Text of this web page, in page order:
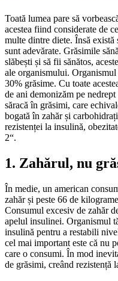
Toată lumea pare să
acestea fiind considerate de
multe dintre diete. Însă
sunt adevărate. Grăsimile
slăbești și să fii sănătos,
ale organismului.
30% grăsime. Cu toate
de ani demonizăm pe
săracă în grăsimi, care
bogată în zahăr și
rezistenței la insulină,
2“.
1. Zahărul, nu
În medie, un american
zahăr și peste 66 de
Consumul excesiv de zahăr
apelul insulinei. Organismul
insulină pentru a restabili
cel mai important este că nu
care o consumi. În mod
de grăsimi, creând rezistență